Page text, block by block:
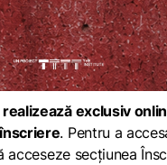
exclusiv
. Pentru a
acceseze secțiunea